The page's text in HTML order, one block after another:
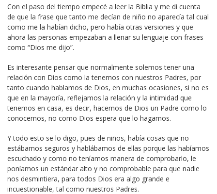
Con el paso del tiempo empecé a leer la Biblia y me di cuenta
de que la frase que tanto me decían de niño no aparecía tal cual
como me la habían dicho, pero había otras versiones y que
ahora las personas empezaban a llenar su lenguaje con frases
como “Dios me dijo”.
Es interesante pensar que normalmente solemos tener una
relación con Dios como la tenemos con nuestros Padres, por
tanto cuando hablamos de Dios, en muchas ocasiones, si no es
que en la mayoría, reflejamos la relación y la intimidad que
tenemos en casa, es decir, hacemos de Dios un Padre como lo
conocemos, no como Dios espera que lo hagamos.
Y todo esto se lo digo, pues de niños, había cosas que no
estábamos seguros y hablábamos de ellas porque las habíamos
escuchado y como no teníamos manera de comprobarlo, le
poníamos un estándar alto y no comprobable para que nadie
nos desmintiera, para todos Dios era algo grande e
incuestionable, tal como nuestros Padres.